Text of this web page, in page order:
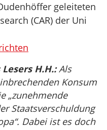
geleiteten
(CAR) der Uni
H.H.:Als
Konsum
„zunehmende
Staatsverschuldung
Dabei ist es doch